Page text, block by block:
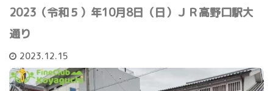
2023（令和５）年10月8日（日）ＪＲ高野口駅大
通り
2023.12.15